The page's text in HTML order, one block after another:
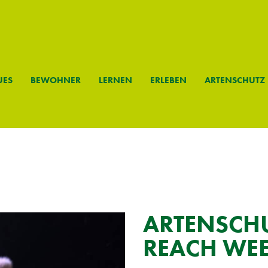
BE­WOH­NER LER­NEN ER­LE­BEN AR­TEN­SCHUTZ
REACH